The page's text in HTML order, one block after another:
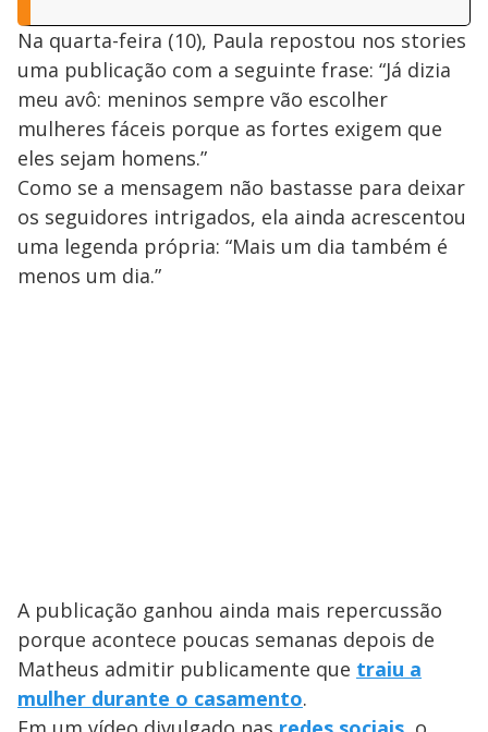
Na quarta-feira (10), Paula repostou nos stories
uma publicação com a seguinte frase: “Já dizia
meu avô: meninos sempre vão escolher
mulheres fáceis porque as fortes exigem que
eles sejam homens.”
Como se a mensagem não bastasse para deixar
os seguidores intrigados, ela ainda acrescentou
uma legenda própria: “Mais um dia também é
menos um dia.”
A publicação ganhou ainda mais repercussão
porque acontece poucas semanas depois de
Matheus admitir publicamente que traiu a
mulher durante o casamento.